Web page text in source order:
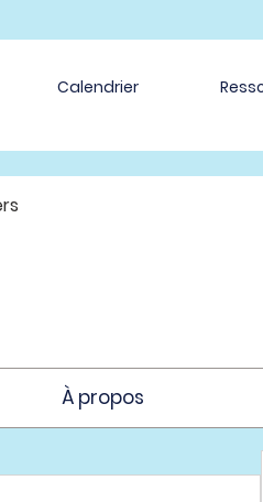
Calendrier
À propos